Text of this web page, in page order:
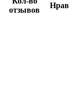
отзывов